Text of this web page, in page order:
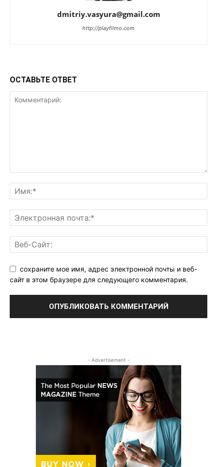
dmitriy.vasyura@gmail.com
http://playfilmo.com
ОСТАВЬТЕ ОТВЕТ
сохраните мое имя, адрес электронной почты и веб-
сайт в этом браузере для следующего комментария.
- Advertisement -